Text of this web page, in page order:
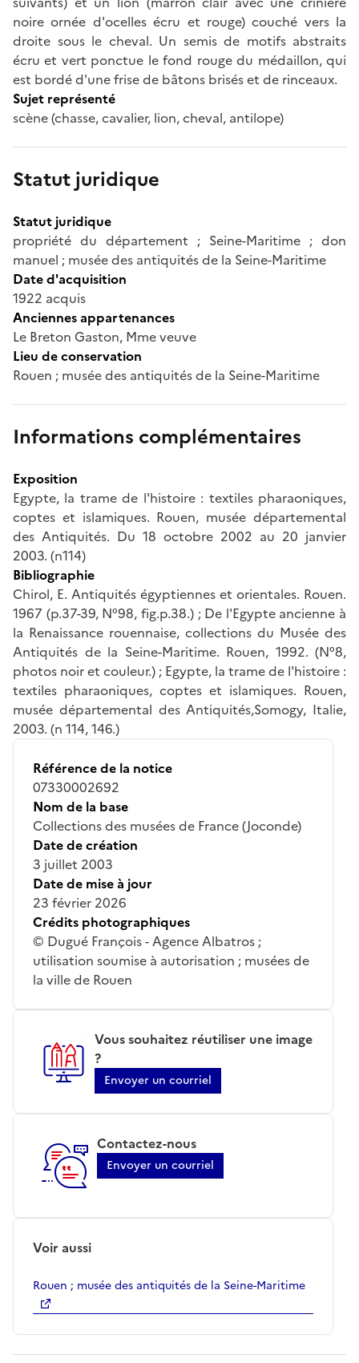
noire ornée d'ocelles écru et rouge) couché vers la
droite sous le cheval. Un semis de motifs abstraits
écru et vert ponctue le fond rouge du médaillon, qui
est bordé d'une frise de bâtons brisés et de rinceaux.
Sujet représenté
scène (chasse, cavalier, lion, cheval, antilope)
Statut juridique
Statut juridique
propriété du département ; Seine-Maritime ; don
manuel ; musée des antiquités de la Seine-Maritime
Date d'acquisition
1922 acquis
Anciennes appartenances
Le Breton Gaston, Mme veuve
Lieu de conservation
Rouen ; musée des antiquités de la Seine-Maritime
Informations complémentaires
Exposition
Egypte, la trame de l'histoire : textiles pharaoniques,
coptes et islamiques. Rouen, musée départemental
des Antiquités. Du 18 octobre 2002 au 20 janvier
2003. (n114)
Bibliographie
Chirol, E. Antiquités égyptiennes et orientales. Rouen.
1967 (p.37-39, N°98, fig.p.38.) ; De l'Egypte ancienne à
la Renaissance rouennaise, collections du Musée des
Antiquités de la Seine-Maritime. Rouen, 1992. (N°8,
photos noir et couleur.) ; Egypte, la trame de l'histoire :
textiles pharaoniques, coptes et islamiques. Rouen,
musée départemental des Antiquités,Somogy, Italie,
2003. (n 114, 146.)
Référence de la notice
07330002692
Nom de la base
Collections des musées de France (Joconde)
Date de création
3 juillet 2003
Date de mise à jour
23 février 2026
Crédits photographiques
© Dugué François - Agence Albatros ;
utilisation soumise à autorisation ; musées de
la ville de Rouen
Vous souhaitez réutiliser une image
?
Envoyer un courriel
Contactez-nous
Envoyer un courriel
Voir aussi
Rouen ; musée des antiquités de la Seine-Maritime